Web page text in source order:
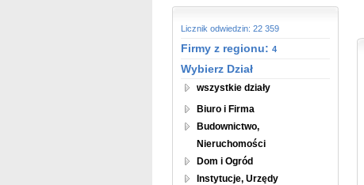
Licznik odwiedzin: 22 359
Firmy z regionu: 4
Wybierz Dział
wszystkie działy
Biuro i Firma
Budownictwo,
Nieruchomości
Dom i Ogród
Instytucje, Urzędy